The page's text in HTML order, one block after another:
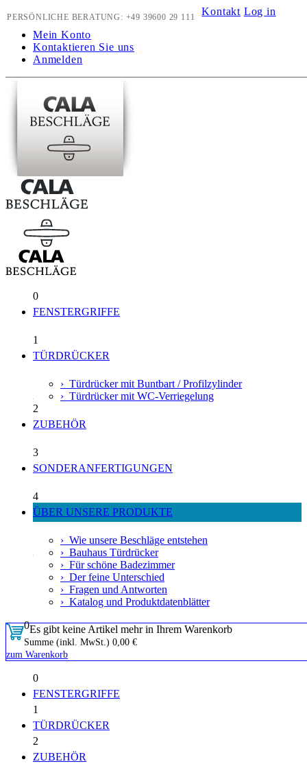
PERSÖNLICHE BERATUNG: +49 39600 29 111 Kontakt Log in
Mein Konto
Kontaktieren Sie uns
Anmelden
0
FENSTERGRIFFE
1
TÜRDRÜCKER
› Türdrücker mit Buntbart / Profilzylinder
› Türdrücker mit WC-Verriegelung
2
ZUBEHÖR
3
SONDERANFERTIGUNGEN
4
ÜBER UNSERE PRODUKTE
› Wie unsere Beschläge entstehen
› Bauhaus Türdrücker
› Für schöne Badezimmer
› Der feine Unterschied
› Fragen und Antworten
› Katalog und Produktdatenblätter
0Es gibt keine Artikel mehr in Ihrem Warenkorb
Summe (inkl. MwSt.) 0,00 €
zum Warenkorb
0
FENSTERGRIFFE
1
TÜRDRÜCKER
2
ZUBEHÖR